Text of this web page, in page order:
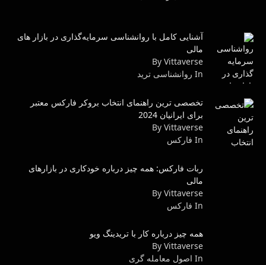
آشنایی کامل با روانشناسی سرمایه‌گذاری در بازار های
مالی
By Vittaverse
In روانشناسى ترید
تخصصی ترین راهنمای انتخاب بروکر فارکس معتبر
برای ایرانیان 2024
By Vittaverse
In فاركس
ربات فارکس: همه چیز درباره خودکاری در بازارهای
مالی
By Vittaverse
In فاركس
همه چیز درباره کار با تریدینگ ویو
By Vittaverse
In اصول معامله گرى